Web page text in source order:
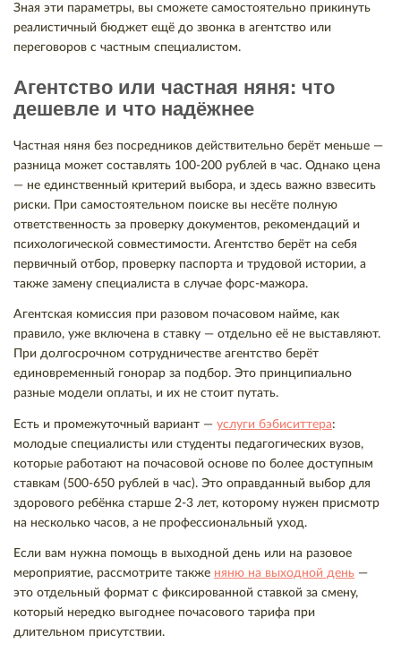
Зная эти параметры, вы сможете самостоятельно прикинуть
реалистичный бюджет ещё до звонка в агентство или
переговоров с частным специалистом.
Агентство или частная няня: что
дешевле и что надёжнее
Частная няня без посредников действительно берёт меньше —
разница может составлять 100-200 рублей в час. Однако цена
— не единственный критерий выбора, и здесь важно взвесить
риски. При самостоятельном поиске вы несёте полную
ответственность за проверку документов, рекомендаций и
психологической совместимости. Агентство берёт на себя
первичный отбор, проверку паспорта и трудовой истории, а
также замену специалиста в случае форс-мажора.
Агентская комиссия при разовом почасовом найме, как
правило, уже включена в ставку — отдельно её не выставляют.
При долгосрочном сотрудничестве агентство берёт
единовременный гонорар за подбор. Это принципиально
разные модели оплаты, и их не стоит путать.
Есть и промежуточный вариант — услуги бэбиситтера:
молодые специалисты или студенты педагогических вузов,
которые работают на почасовой основе по более доступным
ставкам (500-650 рублей в час). Это оправданный выбор для
здорового ребёнка старше 2-3 лет, которому нужен присмотр
на несколько часов, а не профессиональный уход.
Если вам нужна помощь в выходной день или на разовое
мероприятие, рассмотрите также няню на выходной день —
это отдельный формат с фиксированной ставкой за смену,
который нередко выгоднее почасового тарифа при
длительном присутствии.